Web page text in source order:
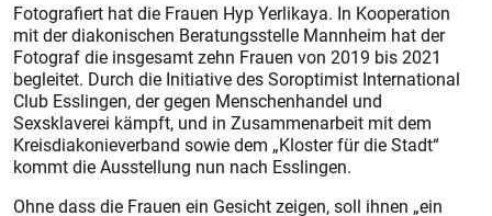
Fotografiert hat die Frauen Hyp Yerlikaya. In Kooperation
mit der diakonischen Beratungsstelle Mannheim hat der
Fotograf die insgesamt zehn Frauen von 2019 bis 2021
begleitet. Durch die Initiative des Soroptimist International
Club Esslingen, der gegen Menschenhandel und
Sexsklaverei kämpft, und in Zusammenarbeit mit dem
Kreisdiakonieverband sowie dem „Kloster für die Stadt“
kommt die Ausstellung nun nach Esslingen.
Ohne dass die Frauen ein Gesicht zeigen, soll ihnen „ein